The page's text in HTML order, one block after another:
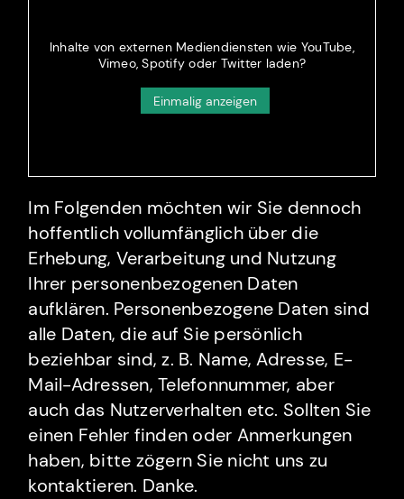
Inhalte von externen Mediendiensten wie YouTube,
Vimeo, Spotify oder Twitter laden?
Einmalig anzeigen
Im Folgenden möchten wir Sie dennoch
hoffentlich vollumfänglich über die
Erhebung, Verarbeitung und Nutzung
Ihrer personenbezogenen Daten
aufklären. Personenbezogene Daten sind
alle Daten, die auf Sie persönlich
beziehbar sind, z. B. Name, Adresse, E-
Mail-Adressen, Telefonnummer, aber
auch das Nutzerverhalten etc. Sollten Sie
einen Fehler finden oder Anmerkungen
haben, bitte zögern Sie nicht uns zu
kontaktieren. Danke.